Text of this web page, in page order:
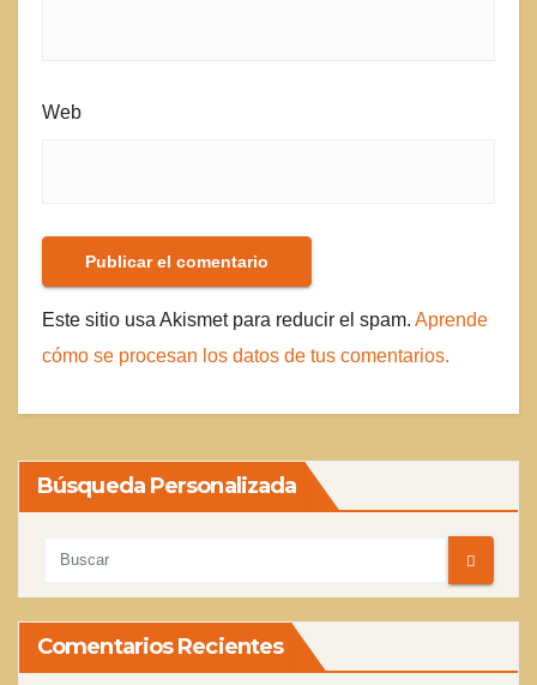
Web
Este sitio usa Akismet para reducir el spam. Aprende
cómo se procesan los datos de tus comentarios.
Búsqueda Personalizada
Comentarios Recientes